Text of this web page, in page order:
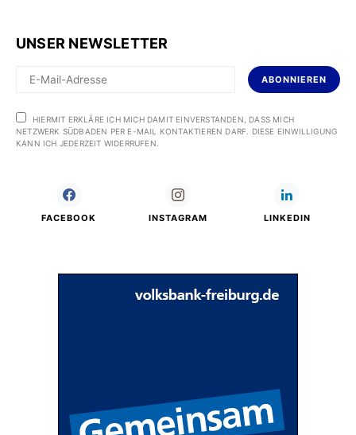
UNSER NEWSLETTER
ABONNIEREN
HIERMIT ERKLÄRE ICH MICH DAMIT EINVERSTANDEN, DASS MICH
NETZWERK SÜDBADEN PER E-MAIL KONTAKTIEREN DARF. DIESE EINWILLIGUNG
KANN ICH JEDERZEIT WIDERRUFEN.
FACEBOOK INSTAGRAM LINKEDIN